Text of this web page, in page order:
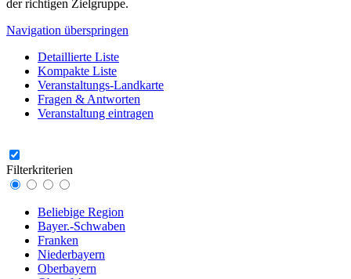
der richtigen Zielgruppe.
Navigation überspringen
Detaillierte Liste
Kompakte Liste
Veranstaltungs-Landkarte
Fragen & Antworten
Veranstaltung eintragen
Filterkriterien
Beliebige Region
Bayer.-Schwaben
Franken
Niederbayern
Oberbayern